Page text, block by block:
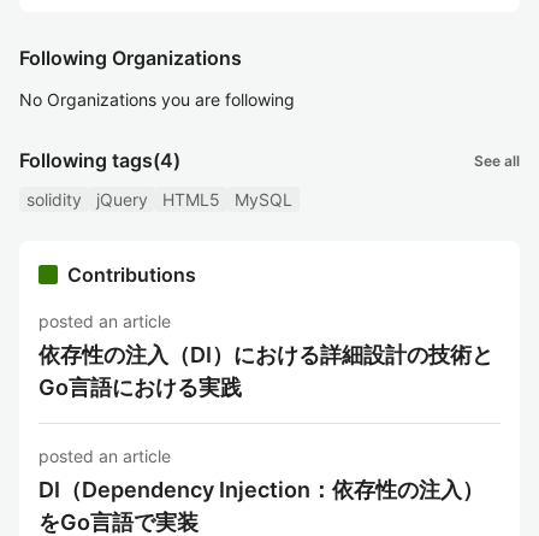
Following Organizations
No Organizations you are following
Following tags(4) See all
solidity jQuery HTML5 MySQL
Contributions
posted an article
依存性の注入（DI）における詳細設計の技術と
Go言語における実践
posted an article
DI（Dependency Injection：依存性の注入）
をGo言語で実装